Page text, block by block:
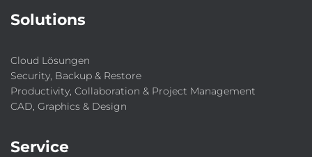
Solutions
Cloud Lösungen
Security, Backup & Restore
Productivity, Collaboration & Project Management
CAD, Graphics & Design
Service